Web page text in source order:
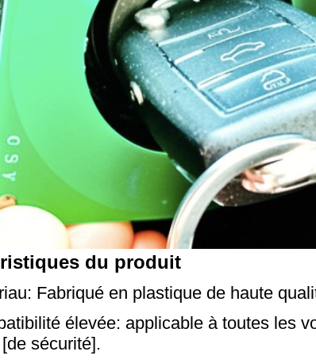
du produit
Fabriqué en plastique de haute
élevée: applicable à toutes les
sécurité].